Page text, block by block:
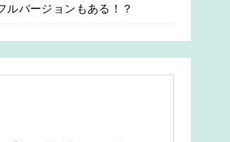
ルバージョンもある！？